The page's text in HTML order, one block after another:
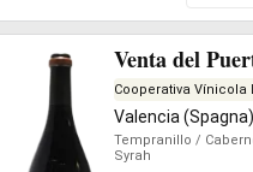
Venta del
Cooperativa Vínicola
Valencia (Spagna)
Tempranillo /
Syrah